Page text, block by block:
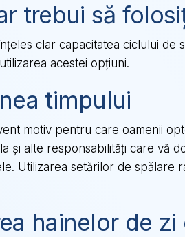
trebui să
clar capacitatea ciclului de
acestei opțiuni.
timpului
motiv pentru care oamenii
și alte responsabilități care vă
Utilizarea setărilor de spălare
hainelor de zi